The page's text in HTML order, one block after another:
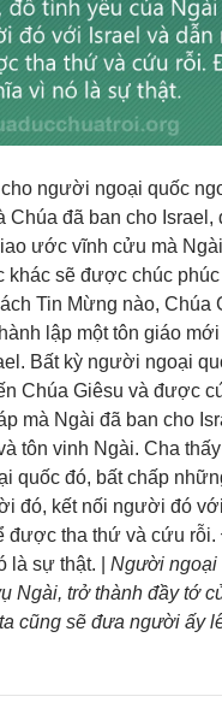
người ngoại quốc
Chúa đã ban cho Israel,
ước vĩnh cửu mà
khác sẽ được chúc
Tin Mừng nào, Chúa
lập một tôn giáo
Bất kỳ người ngoại
Chúa Giêsu và được
mà Ngài đã ban cho
tôn vinh Ngài. Cha
quốc đó, bất chấp
đó, kết nối người đó
được tha thứ và cứu rỗi.
là sự thật. | Người ngoại
Ngài, trở thành đầy tớ
cũng sẽ đưa người ấy